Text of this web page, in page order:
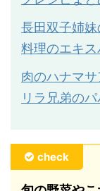
長田双子姉
料理のエキ
肉のハナマ
リラ兄弟の
check